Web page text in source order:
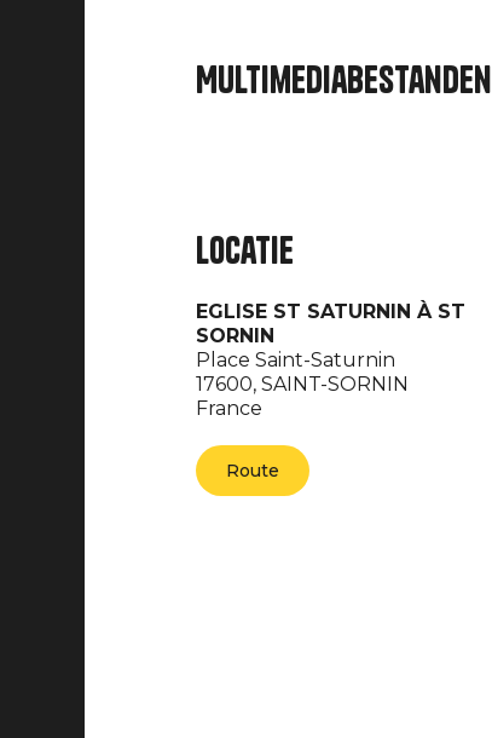
Multimediabestanden
Locatie
EGLISE ST SATURNIN À ST
SORNIN
Place Saint-Saturnin
17600, SAINT-SORNIN
France
Route